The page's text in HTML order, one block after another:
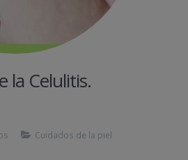
la Celulitis.
Cuidados de la piel